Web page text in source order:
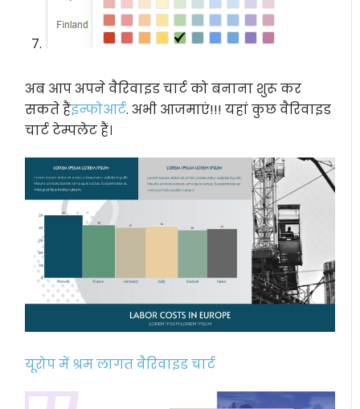
अब आप अपने वैरिवाइड चार्ट को बनाना शुरू कर
सकते हैंइन्फोआर्ट. अभी आजमाएं!!! यहां कुछ वैरिवाइड
चार्ट टेम्पलेट हैं।
यूरोप में श्रम लागत वैरिवाइड चार्ट